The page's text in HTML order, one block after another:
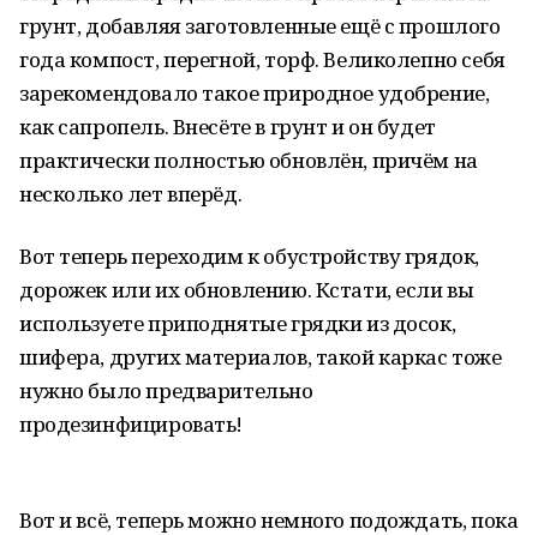
грунт, добавляя заготовленные ещё с прошлого
года компост, перегной, торф. Великолепно себя
зарекомендовало такое природное удобрение,
как сапропель. Внесёте в грунт и он будет
практически полностью обновлён, причём на
несколько лет вперёд.
Вот теперь переходим к обустройству грядок,
дорожек или их обновлению. Кстати, если вы
используете приподнятые грядки из досок,
шифера, других материалов, такой каркас тоже
нужно было предварительно
продезинфицировать!
Вот и всё, теперь можно немного подождать, пока